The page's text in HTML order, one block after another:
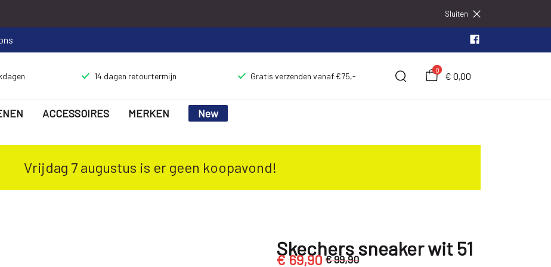
Sluiten
14 dagen retourtermijn Gratis verzenden vanaf €75,-
0
€ 0,00
ACCESSOIRES MERKEN New
Vrijdag 7 augustus is er geen koopavond!
Skechers sneaker wit 51
€ 69,90 € 99,90